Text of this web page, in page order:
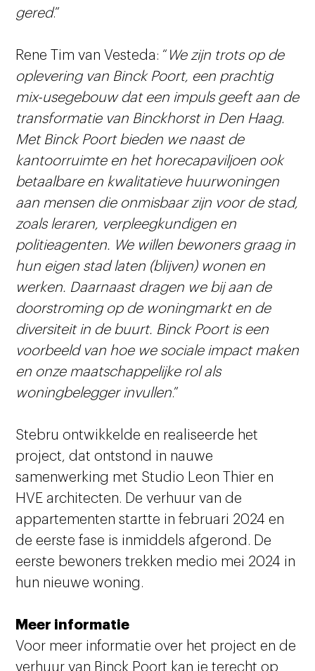
gered.”
Rene Tim van Vesteda: “ We zijn trots op de
oplevering van Binck Poort, een prachtig
mix-usegebouw dat een impuls geeft aan de
transformatie van Binckhorst in Den Haag.
Met Binck Poort bieden we naast de
kantoorruimte en het horecapaviljoen ook
betaalbare en kwalitatieve huurwoningen
aan mensen die onmisbaar zijn voor de stad,
zoals leraren, verpleegkundigen en
politieagenten. We willen bewoners graag in
hun eigen stad laten (blijven) wonen en
werken. Daarnaast dragen we bij aan de
doorstroming op de woningmarkt en de
diversiteit in de buurt. Binck Poort is een
voorbeeld van hoe we sociale impact maken
en onze maatschappelijke rol als
woningbelegger invullen.”
Stebru ontwikkelde en realiseerde het
project, dat ontstond in nauwe
samenwerking met Studio Leon Thier en
HVE architecten. De verhuur van de
appartementen startte in februari 2024 en
de eerste fase is inmiddels afgerond. De
eerste bewoners trekken medio mei 2024 in
hun nieuwe woning.
Meer informatie
Voor meer informatie over het project en de
verhuur van Binck Poort kan je terecht op